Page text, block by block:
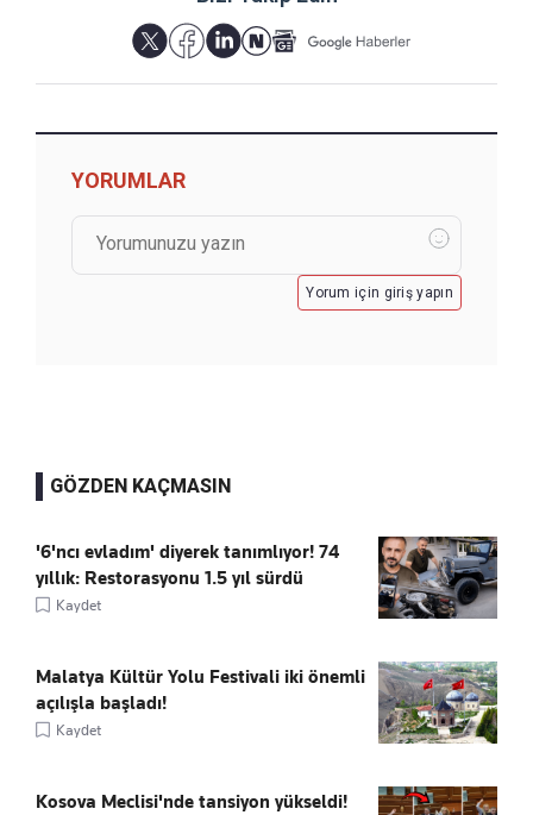
YORUMLAR
Yorum için giriş yapın
GÖZDEN KAÇMASIN
'6'ncı evladım' diyerek tanımlıyor! 74
yıllık: Restorasyonu 1.5 yıl sürdü
Kaydet
Malatya Kültür Yolu Festivali iki önemli
açılışla başladı!
Kaydet
Kosova Meclisi'nde tansiyon yükseldi!